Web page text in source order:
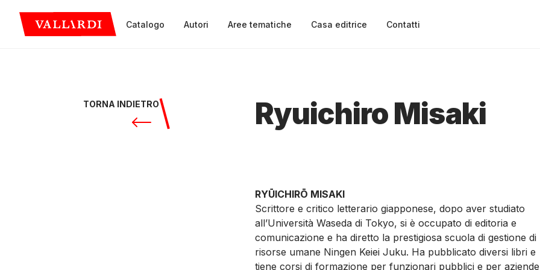
Catalogo Autori Aree tematiche Casa editrice Contatti
TORNA INDIETRO Ryuichiro Misaki
RYŪICHIRŌ MISAKI
Scrittore e critico letterario giapponese, dopo aver studiato
all’Università Waseda di Tokyo, si è occupato di editoria e
comunicazione e ha diretto la prestigiosa scuola di gestione di
risorse umane Ningen Keiei Juku. Ha pubblicato diversi libri e
tiene corsi di formazione per funzionari pubblici e per